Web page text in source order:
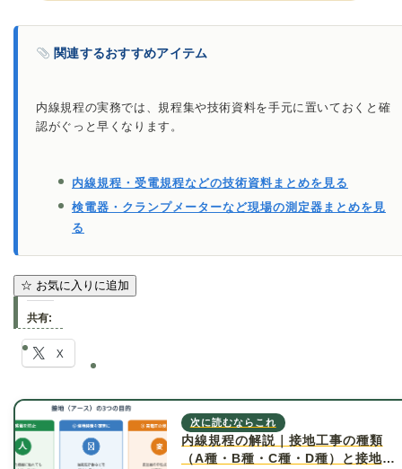
関連するおすすめアイテム
内線規程の実務では、規程集や技術資料を手元に置いておくと確
認がぐっと早くなります。
内線規程・受電規程などの技術資料まとめを見る
検電器・クランプメーターなど現場の測定器まとめを見
る
☆ お気に入りに追加
共有:
X
次に読むならこれ
内線規程の解説｜接地工事の種類
（A種・B種・C種・D種）と接地抵